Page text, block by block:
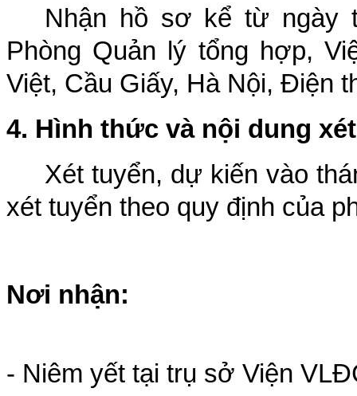
Nhận hồ sơ kể từ ngày
Phòng Quản lý tổng hợp,
Việt, Cầu Giấy, Hà Nội, Điện
4. Hình thức và nội dung
Xét tuyển, dự kiến vào
xét tuyển theo quy định của
Nơi nhận:
- Niêm yết